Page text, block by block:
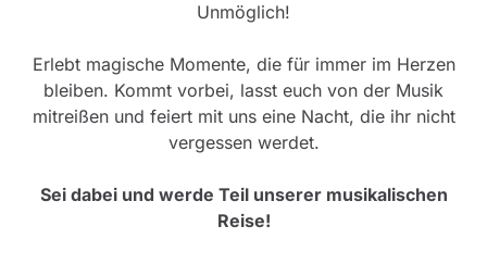
Unmöglich!
Erlebt magische Momente, die für immer im Herzen
bleiben. Kommt vorbei, lasst euch von der Musik
mitreißen und feiert mit uns eine Nacht, die ihr nicht
vergessen werdet.
Sei dabei und werde Teil unserer musikalischen
Reise!